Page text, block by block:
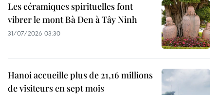
Les céramiques spirituelles font
vibrer le mont Bà Den à Tây Ninh
31/07/2026 03:30
Hanoi accueille plus de 21,16 millions
de visiteurs en sept mois ​